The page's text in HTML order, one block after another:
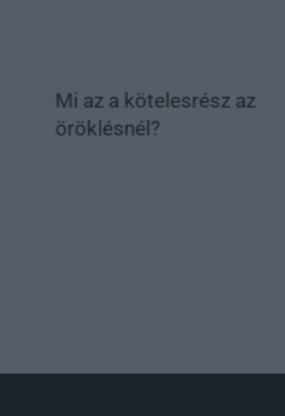
Mi az a kötelesrész az
öröklésnél?